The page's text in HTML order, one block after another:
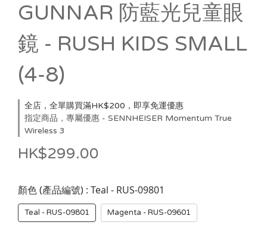
GUNNAR 防藍光兒童眼
鏡 - RUSH KIDS SMALL
(4-8)
全店，全單購買滿HK$200，即享免運優惠
指定商品，專屬優惠 - SENNHEISER Momentum True
Wireless 3
HK$299.00
顏色 (產品編號) : Teal - RUS-09801
Teal - RUS-09801 Magenta - RUS-09601